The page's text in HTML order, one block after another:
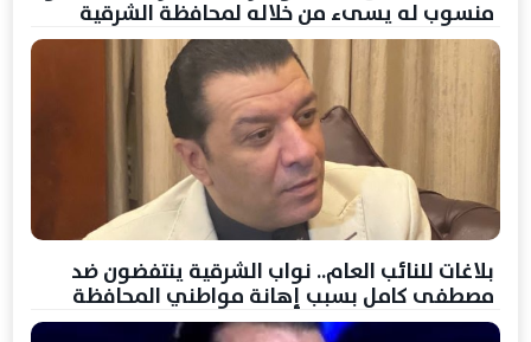
منسوب له يسىء من خلاله لمحافظة الشرقية
بلاغات للنائب العام.. نواب الشرقية ينتفضون ضد
مصطفى كامل بسبب إهانة مواطني المحافظة